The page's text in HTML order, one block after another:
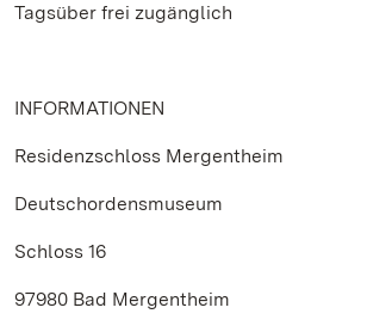
Tagsüber frei zugänglich
INFORMATIONEN
Residenzschloss Mergentheim
Deutschordensmuseum
Schloss 16
97980 Bad Mergentheim